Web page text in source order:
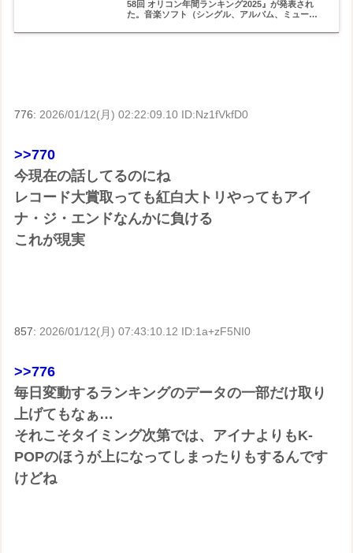
58回 オリコン年間ランキング2025』が発表され
た。音楽ソフト（シングル、アルバム、ミュージ
品（デジタルシングル（単曲）、デジタル...
776: 2026/01/12(月) 02:22:09.10 ID:Nz1fVkfD0
>>770
今現在の話してるのにね
レコード大賞取っても紅白大トリやってもアイ
ナ・ジ・エンドなんかに負ける
これが現実
857: 2026/01/12(月) 07:43:10.12 ID:1a+zF5NI0
>>776
毎日変動するランキングのデータの一部だけ取り
上げてもなぁ…
それこそタイミング次第では、アイナよりもK-
POPのほうが上になってしまったりもするんです
けどね